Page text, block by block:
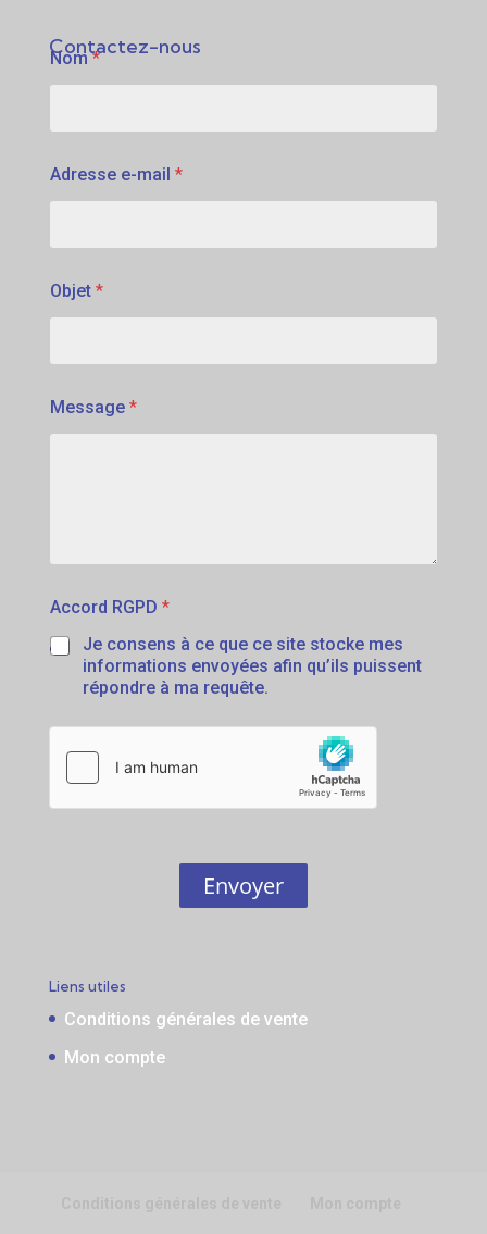
Contactez-nous
Nom*
Adresse e-mail *
Objet *
Message *
Accord RGPD *
Je consens à ce que ce site stocke mes
informations envoyées afin qu’ils puissent
répondre à ma requête.
Envoyer
Liens utiles
Conditions générales de vente
Mon compte